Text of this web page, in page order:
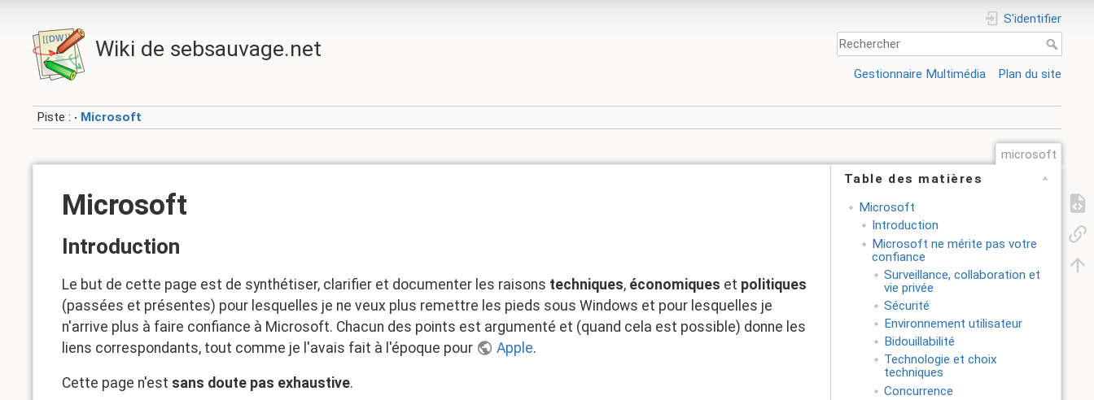
Wiki de sebsauvage.net
S'identifier
Gestionnaire Multimédia Plan du site
Piste : • Microsoft
microsoft
Table des matières
Microsoft
Introduction
Microsoft ne mérite pas votre
confiance
Surveillance, collaboration et
vie privée
Sécurité
Environnement utilisateur
Bidouillabilité
Technologie et choix
techniques
Concurrence
Microsoft
Introduction
Le but de cette page est de synthétiser, clarifier et documenter les raisons techniques, économiques et politiques
(passées et présentes) pour lesquelles je ne veux plus remettre les pieds sous Windows et pour lesquelles je
n'arrive plus à faire confiance à Microsoft. Chacun des points est argumenté et (quand cela est possible) donne les
liens correspondants, tout comme je l'avais fait à l'époque pour
Apple.
Cette page n'est sans doute pas exhaustive.